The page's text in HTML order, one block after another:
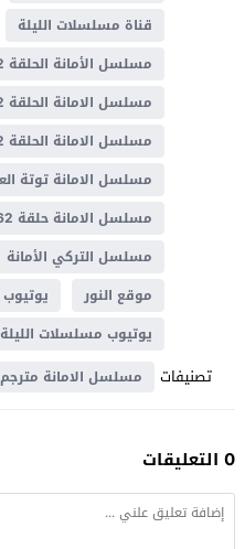
قناة مسلسلات الليلة
مسلسل الأمانة الحلقة 362
مسلسل الامانة الحلقة 362
مسلسل الامانة الحلقة 362 مترجمة
مسلسل الامانة توتة
مسلسل الامانة حلقة 362 مترجمة
مسلسل التركي الأمانة
موقع النور
يوتيوب
يوتيوب مسلسلات الليلة
تصنيفات مسلسل الامانة
0 التعليقات